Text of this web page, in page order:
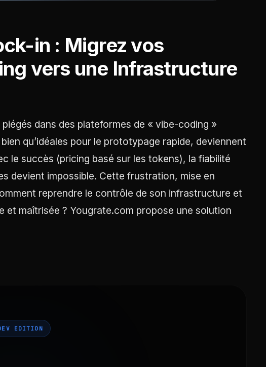
in : Migrez vos
vers une Infrastructure
dans des plateformes de « vibe-coding »
qu’idéales pour le prototypage rapide, deviennent
le succès (pricing basé sur les tokens), la fiabilité
devient impossible. Cette frustration, mise en
reprendre le contrôle de son infrastructure et
maîtrisée ? Yougrate.com propose une solution
EDITION